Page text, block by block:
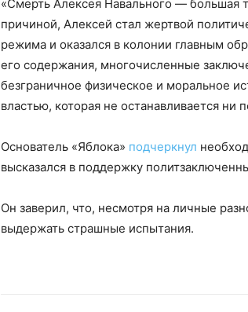
«Смерть Алексея Навального — большая
причиной, Алексей стал жертвой
режима и оказался в колонии главным
его содержания, многочисленные
безграничное физическое и моральное
властью, которая не останавливается ни
Основатель «Яблока» подчеркнул
высказался в поддержку
Он заверил, что, несмотря на личные
выдержать страшные испытания.